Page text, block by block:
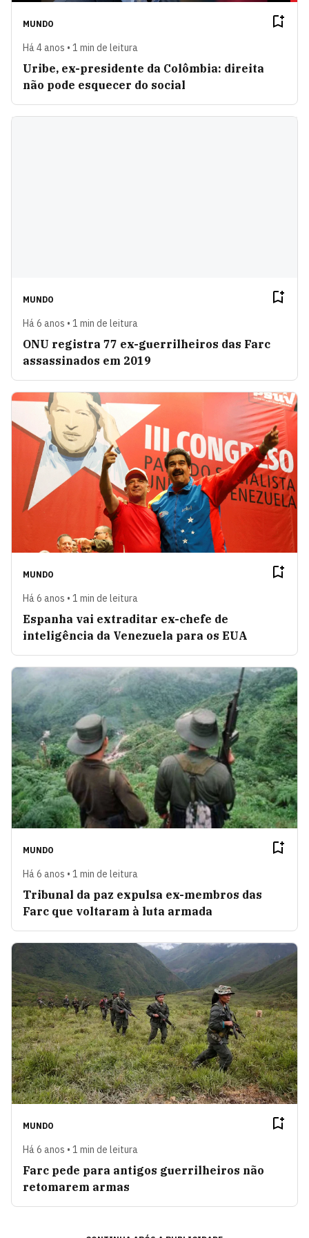
MUNDO
Há 4 anos • 1 min de leitura
Uribe, ex-presidente da Colômbia: direita
não pode esquecer do social
MUNDO
Há 6 anos • 1 min de leitura
ONU registra 77 ex-guerrilheiros das Farc
assassinados em 2019
MUNDO
Há 6 anos • 1 min de leitura
Espanha vai extraditar ex-chefe de
inteligência da Venezuela para os EUA
MUNDO
Há 6 anos • 1 min de leitura
Tribunal da paz expulsa ex-membros das
Farc que voltaram à luta armada
MUNDO
Há 6 anos • 1 min de leitura
Farc pede para antigos guerrilheiros não
retomarem armas